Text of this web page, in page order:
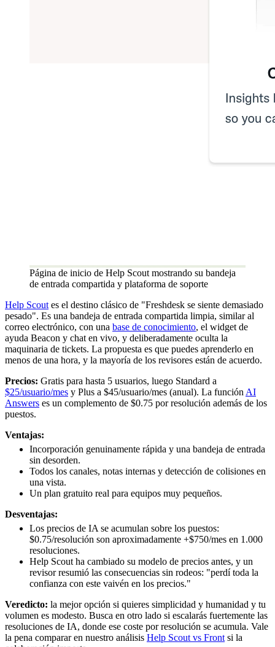
Página de inicio de Help Scout mostrando su bandeja
de entrada compartida y plataforma de soporte
Help Scout es el destino clásico de "Freshdesk se siente demasiado
pesado". Es una bandeja de entrada compartida limpia, similar al
correo electrónico, con una base de conocimiento, el widget de
ayuda Beacon y chat en vivo, y deliberadamente oculta la
maquinaria de tickets. La propuesta es que puedes aprenderlo en
menos de una hora, y la mayoría de los revisores están de acuerdo.
Precios: Gratis para hasta 5 usuarios, luego Standard a
$25/usuario/mes y Plus a $45/usuario/mes (anual). La función AI
Answers es un complemento de $0.75 por resolución además de los
puestos.
Ventajas:
Incorporación genuinamente rápida y una bandeja de entrada
sin desorden.
Todos los canales, notas internas y detección de colisiones en
una vista.
Un plan gratuito real para equipos muy pequeños.
Desventajas:
Los precios de IA se acumulan sobre los puestos:
$0.75/resolución son aproximadamente +$750/mes en 1.000
resoluciones.
Help Scout ha cambiado su modelo de precios antes, y un
revisor resumió las consecuencias sin rodeos: "perdí toda la
confianza con este vaivén en los precios."
Veredicto: la mejor opción si quieres simplicidad y humanidad y tu
volumen es modesto. Busca en otro lado si escalarás fuertemente las
resoluciones de IA, donde ese coste por resolución se acumula. Vale
la pena comparar en nuestro análisis Help Scout vs Front si la